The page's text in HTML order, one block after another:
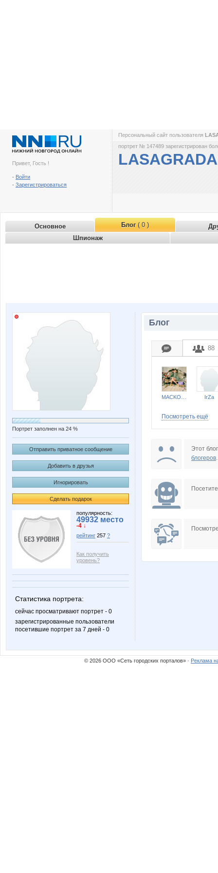
Привет, Гость !
- Войти
- Зарегистрироваться
Персональный сайт пользователя
портрет № 147489 зарегистрирован
LASAGRADA
Основное Блог( 0 )
Шпионаж
Портрет заполнен на 24 %
Отправить приватное сообщение
Добавить в друзья
Игнорировать
Сделать подарок
популярность:
49932 место
-4 ↓
рейтинг 257 ?
Как получить
уровень?
Статистика портрета:
сейчас просматривают портрет - 0
зарегистрированные пользователи
посетившие портрет за 7 дней - 0
Блог
88
IrZa
aferova Улыбка
bali23
Посмотреть ещё
Этот
блогеров.
© 2026 ООО «Сеть городских порталов» · Реклама